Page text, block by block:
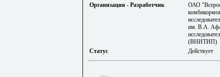
Организация - Разработчик
ОАО
им. В.А.
(ВНИТИП)
Статус
Действует